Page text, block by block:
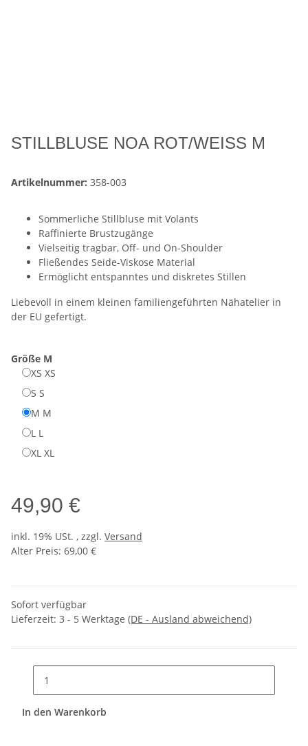
STILLBLUSE NOA ROT/WEISS M
Artikelnummer: 358-003
Sommerliche Stillbluse mit Volants
Raffinierte Brustzugänge
Vielseitig tragbar, Off- und On-Shoulder
Fließendes Seide-Viskose Material
Ermöglicht entspanntes und diskretes Stillen
Liebevoll in einem kleinen familiengeführten Nähatelier in
der EU gefertigt.
Größe M
XS XS
S S
M M
L L
XL XL
49,90 €
inkl. 19% USt. , zzgl. Versand
Alter Preis: 69,00 €
Sofort verfügbar
Lieferzeit: 3 - 5 Werktage (DE - Ausland abweichend)
In den Warenkorb